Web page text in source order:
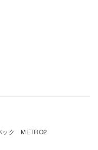
ック METRO2